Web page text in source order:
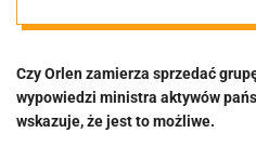
chętni i
temat…
Czy Orlen zamierza sprzedać
wypowiedzi ministra aktywów
wskazuje, że jest to możliwe.